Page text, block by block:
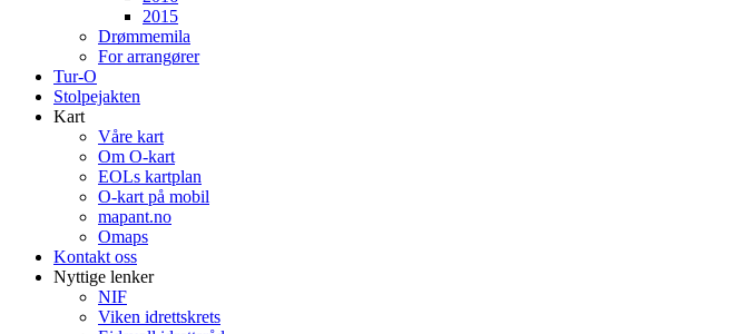
2015
Drømmemila
For arrangører
Tur-O
Stolpejakten
Kart
Våre kart
Om O-kart
EOLs kartplan
O-kart på mobil
mapant.no
Omaps
Kontakt oss
Nyttige lenker
NIF
Viken idrettskrets